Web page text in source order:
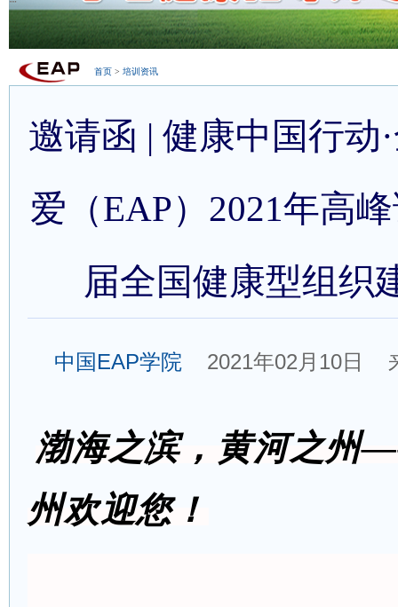
首页 > 培训资讯
邀请函 | 健康中国行动
爱（EAP）2021年高
届全国健康型组织
中国EAP学院2021年02月10日
渤海之滨，黄河之州
州欢迎您！